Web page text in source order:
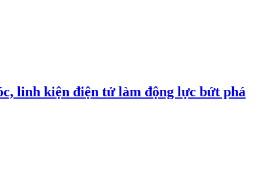
linh kiện điện tử làm động lực bứt phá